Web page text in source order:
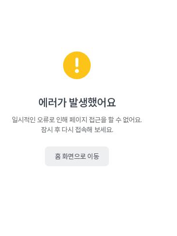
에러가 발생했어요
일시적인 오류로 인해 페이지 접근을 할 수 없어요.
잠시 후 다시 접속해 보세요.
홈 화면으로 이동